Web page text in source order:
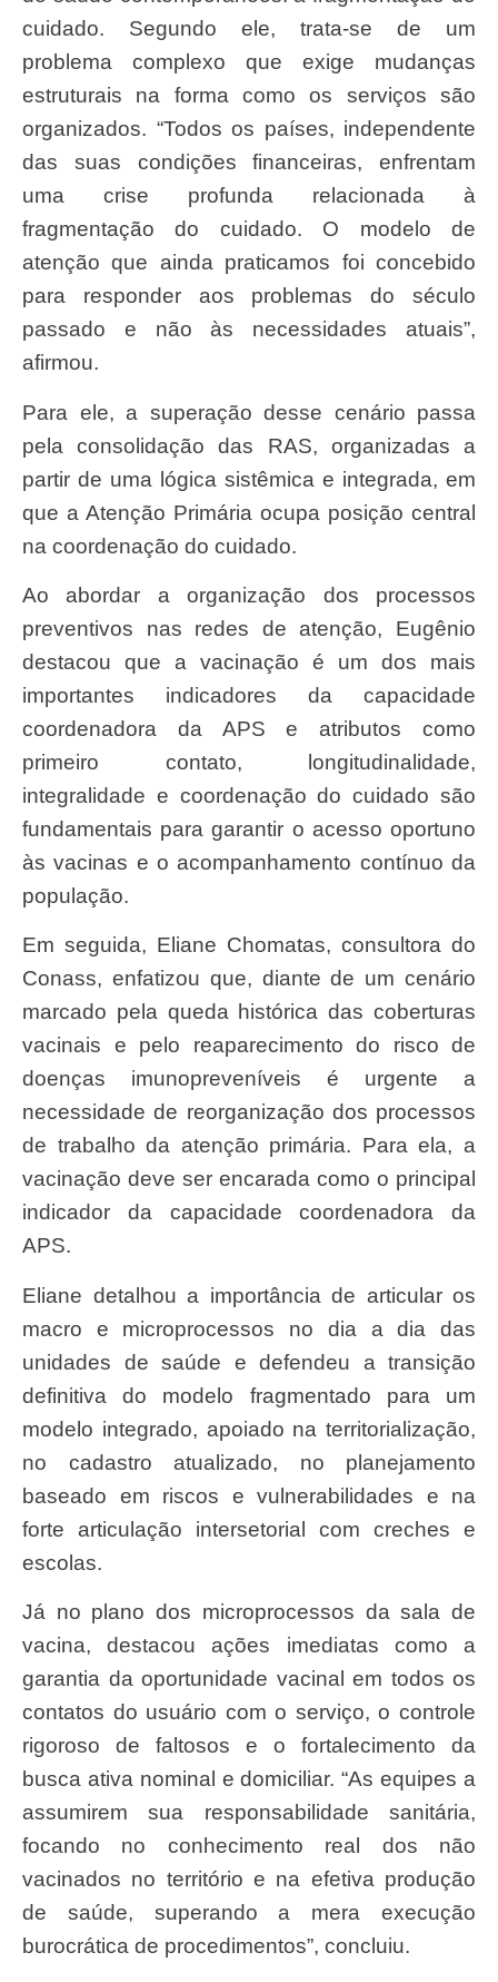
cuidado. Segundo ele, trata-se de um
problema complexo que exige mudanças
estruturais na forma como os serviços são
organizados. “Todos os países, independente
das suas condições financeiras, enfrentam
uma crise profunda relacionada à
fragmentação do cuidado. O modelo de
atenção que ainda praticamos foi concebido
para responder aos problemas do século
passado e não às necessidades atuais”,
afirmou.
Para ele, a superação desse cenário passa
pela consolidação das RAS, organizadas a
partir de uma lógica sistêmica e integrada, em
que a Atenção Primária ocupa posição central
na coordenação do cuidado.
Ao abordar a organização dos processos
preventivos nas redes de atenção, Eugênio
destacou que a vacinação é um dos mais
importantes indicadores da capacidade
coordenadora da APS e atributos como
primeiro contato, longitudinalidade,
integralidade e coordenação do cuidado são
fundamentais para garantir o acesso oportuno
às vacinas e o acompanhamento contínuo da
população.
Em seguida, Eliane Chomatas, consultora do
Conass, enfatizou que, diante de um cenário
marcado pela queda histórica das coberturas
vacinais e pelo reaparecimento do risco de
doenças imunopreveníveis é urgente a
necessidade de reorganização dos processos
de trabalho da atenção primária. Para ela, a
vacinação deve ser encarada como o principal
indicador da capacidade coordenadora da
APS.
Eliane detalhou a importância de articular os
macro e microprocessos no dia a dia das
unidades de saúde e defendeu a transição
definitiva do modelo fragmentado para um
modelo integrado, apoiado na territorialização,
no cadastro atualizado, no planejamento
baseado em riscos e vulnerabilidades e na
forte articulação intersetorial com creches e
escolas.
Já no plano dos microprocessos da sala de
vacina, destacou ações imediatas como a
garantia da oportunidade vacinal em todos os
contatos do usuário com o serviço, o controle
rigoroso de faltosos e o fortalecimento da
busca ativa nominal e domiciliar. “As equipes a
assumirem sua responsabilidade sanitária,
focando no conhecimento real dos não
vacinados no território e na efetiva produção
de saúde, superando a mera execução
burocrática de procedimentos”, concluiu.